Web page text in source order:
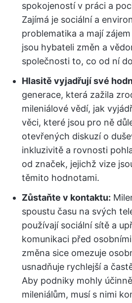
spokojeností v práci a
Zajímá je sociální a
problematika a mají
jsou hybateli změn a
společnosti to, co od ní
Hlasitě vyjadřují své
generace, která zažila
mileniálové vědí, jak
věci, které jsou pro ně
otevřených diskuzí o
inkluzivitě a rovnosti
od značek, jejichž vize
těmito hodnotami.
Zůstaňte v kontaktu:
spoustu času na svých
používají sociální sítě a
komunikaci před
změna sice omezuje
usnadňuje rychlejší a
Aby podniky mohly
mileniálům, musí s nimi